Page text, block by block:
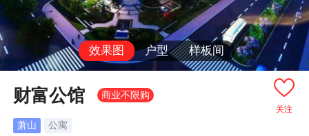
效果图 户型 样板间
关注
财富公馆 商业不限购
萧山 公寓